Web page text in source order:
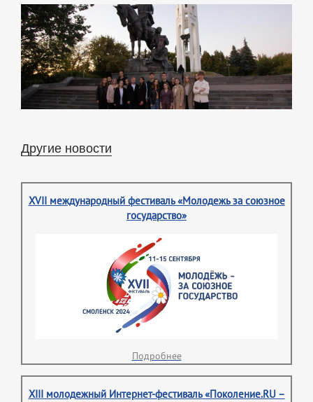
Другие новости
XVII международный фестиваль «Молодежь за союзное
государство»
Подробнее
XIII молодежный Интернет-фестиваль «Поколение.RU –